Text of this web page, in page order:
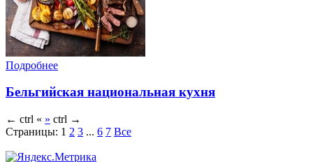
Подробнее
Бельгийская национальная кухня
← ctrl « » ctrl →
Страницы: 1 2 3 ... 6 7 Все